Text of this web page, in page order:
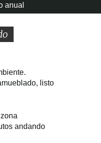
anual
listo
andando